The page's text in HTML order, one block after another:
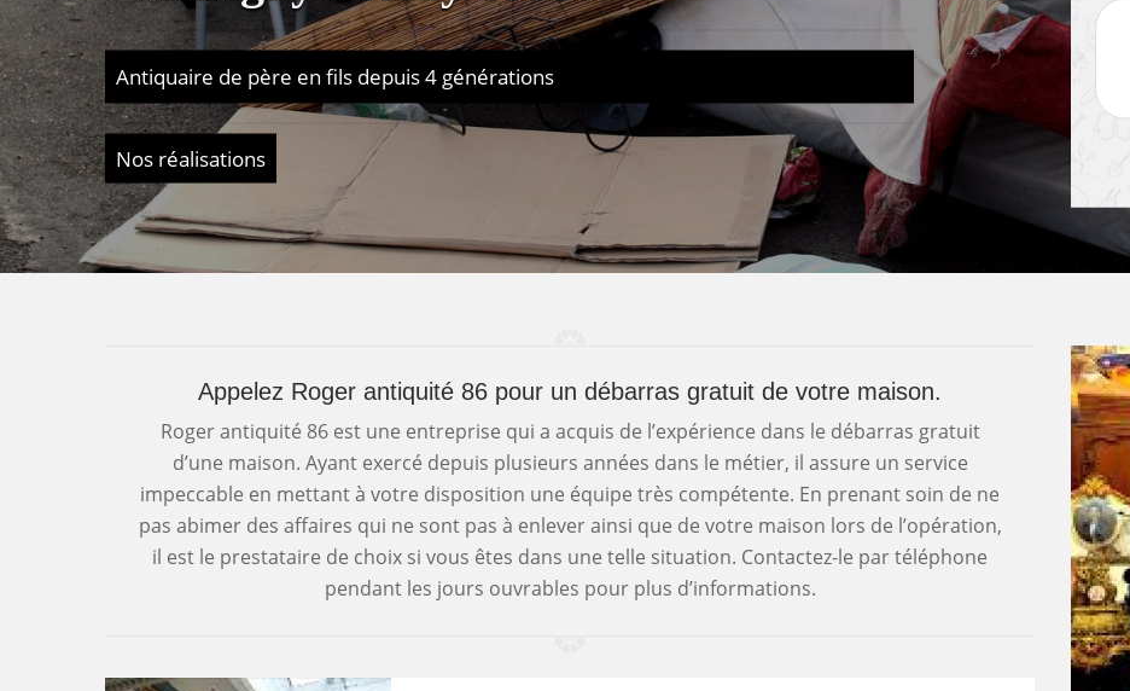
Antiquaire de père en fils depuis 4 générations
Nos réalisations
Appelez Roger antiquité 86 pour un débarras gratuit de votre maison.
Roger antiquité 86 est une entreprise qui a acquis de l’expérience dans le débarras gratuit
d’une maison. Ayant exercé depuis plusieurs années dans le métier, il assure un service
impeccable en mettant à votre disposition une équipe très compétente. En prenant soin de ne
pas abimer des affaires qui ne sont pas à enlever ainsi que de votre maison lors de l’opération,
il est le prestataire de choix si vous êtes dans une telle situation. Contactez-le par téléphone
pendant les jours ouvrables pour plus d’informations.